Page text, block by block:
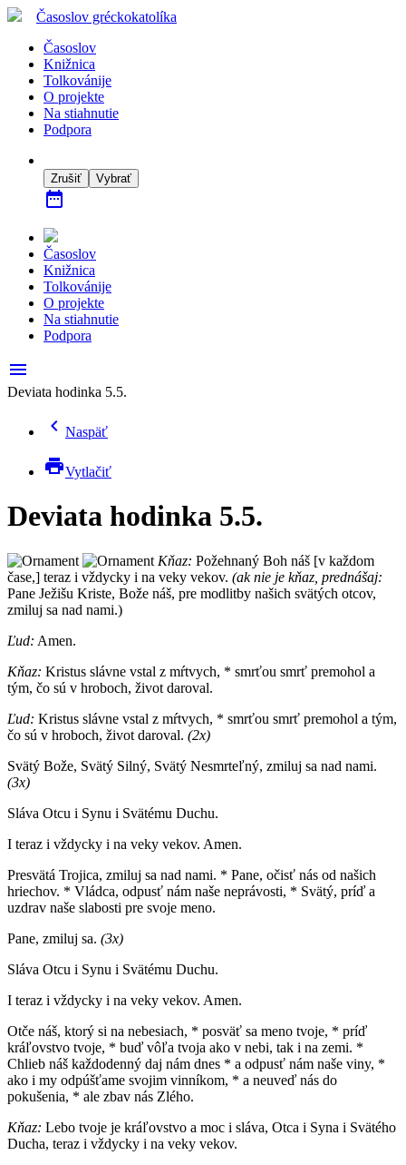
Časoslov gréckokatolíka
Časoslov
Knižnica
Tolkovánije
O projekte
Na stiahnutie
Podpora
Zrušiť Vybrať
date_range
Časoslov
Knižnica
Tolkovánije
O projekte
Na stiahnutie
Podpora
menu
Deviata hodinka 5.5.
chevron_left Naspäť
printVytlačiť
Deviata hodinka 5.5.
Kňaz: Požehnaný Boh náš [v každom
čase,] teraz i vždycky i na veky vekov. (ak nie je kňaz, prednášaj:
Pane Ježišu Kriste, Bože náš, pre modlitby našich svätých otcov,
zmiluj sa nad nami.)
Ľud: Amen.
Kňaz: Kristus slávne vstal z mŕtvych, * smrťou smrť premohol a
tým, čo sú v hroboch, život daroval.
Ľud: Kristus slávne vstal z mŕtvych, * smrťou smrť premohol a tým,
čo sú v hroboch, život daroval. (2x)
Svätý Bože, Svätý Silný, Svätý Nesmrteľný, zmiluj sa nad nami.
(3x)
Sláva Otcu i Synu i Svätému Duchu.
I teraz i vždycky i na veky vekov. Amen.
Presvätá Trojica, zmiluj sa nad nami. * Pane, očisť nás od našich
hriechov. * Vládca, odpusť nám naše neprávosti, * Svätý, príď a
uzdrav naše slabosti pre svoje meno.
Pane, zmiluj sa. (3x)
Sláva Otcu i Synu i Svätému Duchu.
I teraz i vždycky i na veky vekov. Amen.
Otče náš, ktorý si na nebesiach, * posväť sa meno tvoje, * príď
kráľovstvo tvoje, * buď vôľa tvoja ako v nebi, tak i na zemi. *
Chlieb náš každodenný daj nám dnes * a odpusť nám naše viny, *
ako i my odpúšťame svojim vinníkom, * a neuveď nás do
pokušenia, * ale zbav nás Zlého.
Kňaz: Lebo tvoje je kráľovstvo a moc i sláva, Otca i Syna i Svätého
Ducha, teraz i vždycky i na veky vekov.